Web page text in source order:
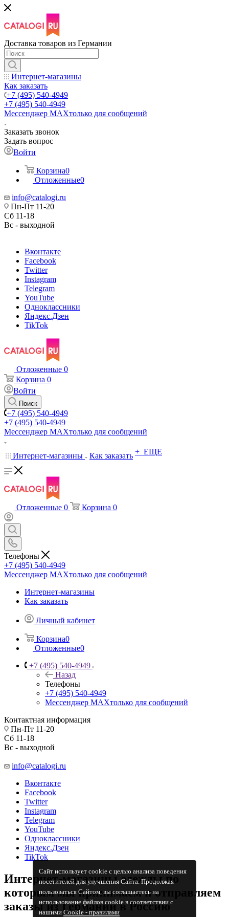
Сайт использует cookie с целью анализа поведения
посетителей для улучшения Сайта. Продолжая
пользоваться Сайтом, вы соглашаетесь на
использование файлов cookie в соответствии с
нашимиCookiе - правилами
Доставка товаров из Германии
Интернет-магазины
Как заказать
+7 (495) 540-4949
+7 (495) 540-4949
Мессенджер МАХтолько для сообщений
Заказать звонок
Задать вопрос
Войти
Корзина0
Отложенные0
info@catalogi.ru
Пн-Пт 11-20
Сб 11-18
Вс - выходной
Вконтакте
Facebook
Twitter
Instagram
Telegram
YouTube
Одноклассники
Яндекс.Дзен
TikTok
Отложенные 0
Корзина 0
Войти
Поиск
+7 (495) 540-4949
+7 (495) 540-4949
Мессенджер МАХтолько для сообщений
Интернет-магазины Как заказать + ЕЩЕ
Отложенные 0 Корзина 0
Телефоны
+7 (495) 540-4949
Мессенджер МАХтолько для сообщений
Интернет-магазины
Как заказать
Личный кабинет
Корзина0
Отложенные0
+7 (495) 540-4949
Назад
Телефоны
+7 (495) 540-4949
Мессенджер МАХтолько для сообщений
Контактная информация
Пн-Пт 11-20
Сб 11-18
Вс - выходной
info@catalogi.ru
Вконтакте
Facebook
Twitter
Instagram
Telegram
YouTube
Одноклассники
Яндекс.Дзен
TikTok
Интернет-магазины одежды по
которым мы принимаем и отправляем
заказы из Германии в Россию